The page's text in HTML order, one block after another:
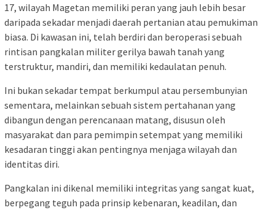
17, wilayah Magetan memiliki peran yang jauh lebih besar
daripada sekadar menjadi daerah pertanian atau pemukiman
biasa. Di kawasan ini, telah berdiri dan beroperasi sebuah
rintisan pangkalan militer gerilya bawah tanah yang
terstruktur, mandiri, dan memiliki kedaulatan penuh.
Ini bukan sekadar tempat berkumpul atau persembunyian
sementara, melainkan sebuah sistem pertahanan yang
dibangun dengan perencanaan matang, disusun oleh
masyarakat dan para pemimpin setempat yang memiliki
kesadaran tinggi akan pentingnya menjaga wilayah dan
identitas diri.
Pangkalan ini dikenal memiliki integritas yang sangat kuat,
berpegang teguh pada prinsip kebenaran, keadilan, dan